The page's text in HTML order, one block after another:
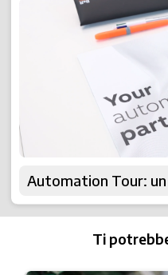
Automation Tour: un
Ti